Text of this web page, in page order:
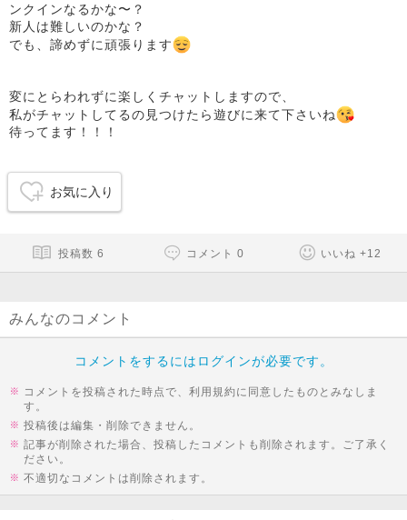
ンクインなるかな〜？
新人は難しいのかな？
でも、諦めずに頑張ります
変にとらわれずに楽しくチャットしますので、
私がチャットしてるの見つけたら遊びに来て下さいね
待ってます！！！
お気に入り
投稿数 6 コメント 0 いいね +12
みんなのコメント
コメントをするにはログインが必要です。
コメントを投稿された時点で、利用規約に同意したものとみなしま
す。
投稿後は編集・削除できません。
記事が削除された場合、投稿したコメントも削除されます。ご了承く
ださい。
不適切なコメントは削除されます。